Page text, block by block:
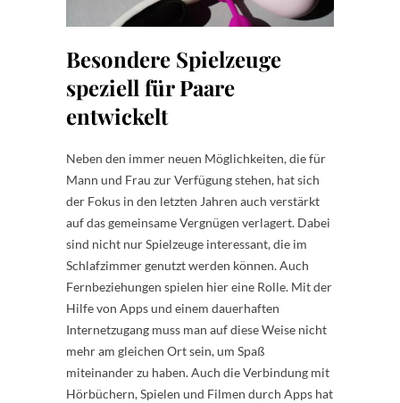
Besondere Spielzeuge
speziell für Paare
entwickelt
Neben den immer neuen Möglichkeiten, die für
Mann und Frau zur Verfügung stehen, hat sich
der Fokus in den letzten Jahren auch verstärkt
auf das gemeinsame Vergnügen verlagert. Dabei
sind nicht nur Spielzeuge interessant, die im
Schlafzimmer genutzt werden können. Auch
Fernbeziehungen spielen hier eine Rolle. Mit der
Hilfe von Apps und einem dauerhaften
Internetzugang muss man auf diese Weise nicht
mehr am gleichen Ort sein, um Spaß
miteinander zu haben. Auch die Verbindung mit
Hörbüchern, Spielen und Filmen durch Apps hat